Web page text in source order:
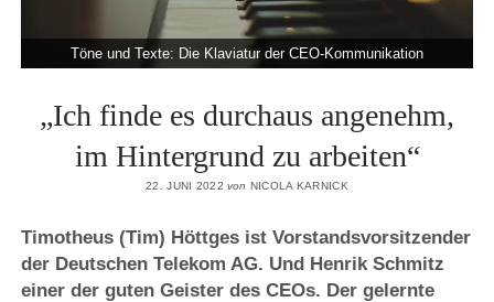
DIALOGBÜCHER
linkedinemailxing
Töne und Texte: Die Klaviatur der CEO-Kommunikation
„Ich finde es durchaus angenehm,
im Hintergrund zu arbeiten“
22. JUNI 2022von NICOLA KARNICK
Timotheus (Tim) Höttges ist Vorstandsvorsitzender
der Deutschen Telekom AG. Und Henrik Schmitz
einer der guten Geister des CEOs. Der gelernte